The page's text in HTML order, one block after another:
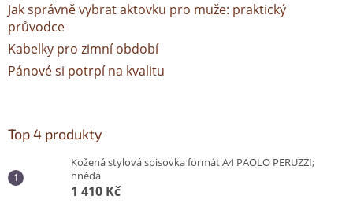
Jak správně vybrat aktovku pro muže: praktický
průvodce
Kabelky pro zimní období
Pánové si potrpí na kvalitu
Top 4 produkty
Kožená stylová spisovka formát A4 PAOLO PERUZZI;
hnědá
1 410 Kč